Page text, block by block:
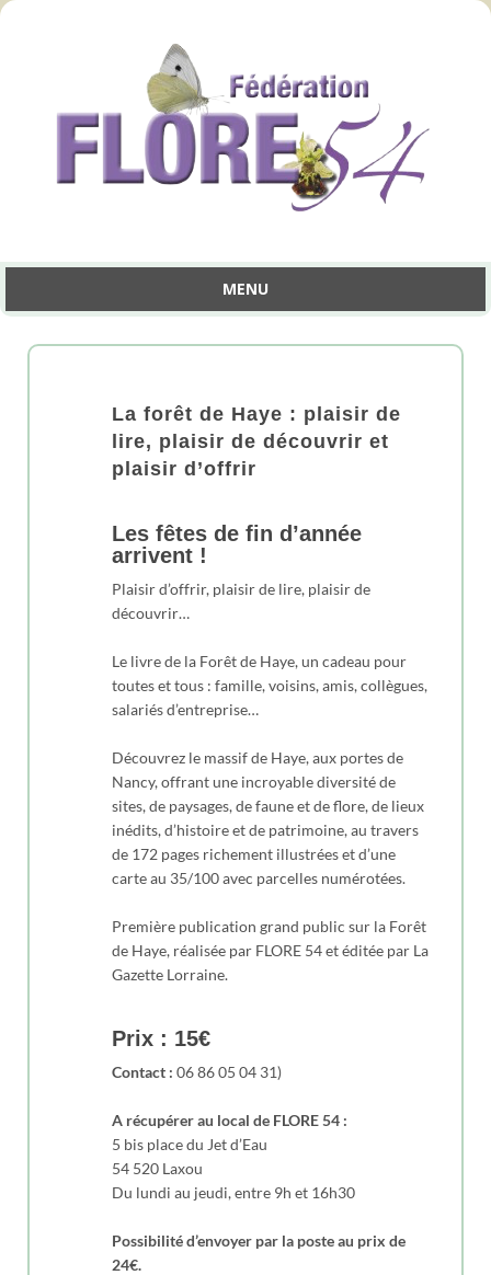
MENU
Aller
La forêt de Haye : plaisir de
lire, plaisir de découvrir et
plaisir d’offrir
Les fêtes de fin d’année
arrivent !
Plaisir d’offrir, plaisir de lire, plaisir de
découvrir…
Le livre de la Forêt de Haye, un cadeau pour
toutes et tous : famille, voisins, amis, collègues,
salariés d’entreprise…
Découvrez le massif de Haye, aux portes de
Nancy, offrant une incroyable diversité de
sites, de paysages, de faune et de flore, de lieux
inédits, d’histoire et de patrimoine, au travers
de 172 pages richement illustrées et d’une
carte au 35/100 avec parcelles numérotées.
Première publication grand public sur la Forêt
de Haye, réalisée par FLORE 54 et éditée par La
Gazette Lorraine.
Prix : 15€
Contact : 06 86 05 04 31)
A récupérer au local de FLORE 54 :
5 bis place du Jet d’Eau
54 520 Laxou
Du lundi au jeudi, entre 9h et 16h30
Possibilité d’envoyer par la poste au prix de
24€.